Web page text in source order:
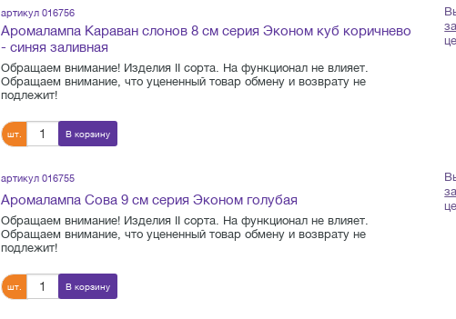
артикул 016756
Аромалампа Караван слонов 8 см серия Эконом куб коричнево
- синяя заливная
Обращаем внимание! Изделия II сорта. На функционал не влияет.
Обращаем внимание, что уцененный товар обмену и возврату не
подлежит!
шт. В корзину
артикул 016755
Аромалампа Сова 9 см серия Эконом голубая
Обращаем внимание! Изделия II сорта. На функционал не влияет.
Обращаем внимание, что уцененный товар обмену и возврату не
подлежит!
шт. В корзину